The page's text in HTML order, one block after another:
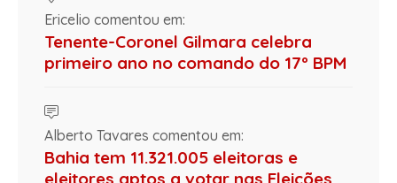
Ericelio comentou em:
Tenente-Coronel Gilmara celebra
primeiro ano no comando do 17º BPM
Alberto Tavares comentou em:
Bahia tem 11.321.005 eleitoras e
eleitores aptos a votar nas Eleições